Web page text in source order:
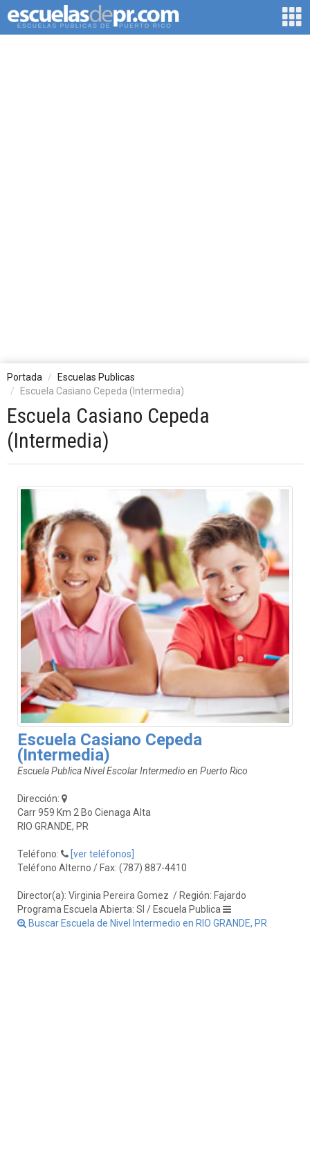
Portada
Escuelas Publicas
Escuela Casiano Cepeda (Intermedia)
Escuela Casiano Cepeda
(Intermedia)
Escuela Casiano Cepeda
(Intermedia)
Escuela Publica Nivel Escolar Intermedio en Puerto Rico
Dirección:
Carr 959 Km 2 Bo Cienaga Alta
RIO GRANDE, PR
Teléfono:
[ver teléfonos]
Teléfono Alterno / Fax: (787) 887-4410
Director(a): Virginia Pereira Gomez / Región: Fajardo
Programa Escuela Abierta: SI / Escuela Publica
Buscar Escuela de Nivel Intermedio en RIO GRANDE, PR